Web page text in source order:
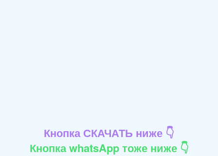
Кнопка СКАЧАТЬ ниже 👇
Кнопка whatsApp тоже ниже 👇